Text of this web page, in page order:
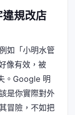
規改店
如「小明水管
像有效，被
。Google 明
是你實際對外
冒險，不如把